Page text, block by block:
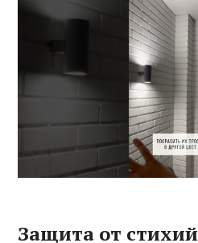
Защита от стихий